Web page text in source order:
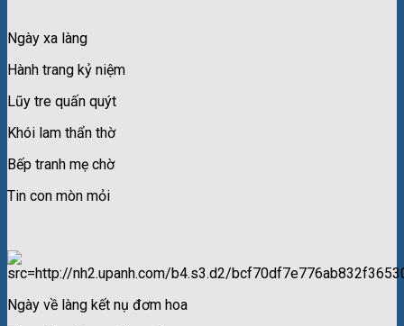
Ngày xa làng
Hành trang kỷ niệm
Lũy tre quấn quýt
Khói lam thẩn thờ
Bếp tranh mẹ chờ
Tin con mòn mỏi
Ngày về làng kết nụ đơm hoa